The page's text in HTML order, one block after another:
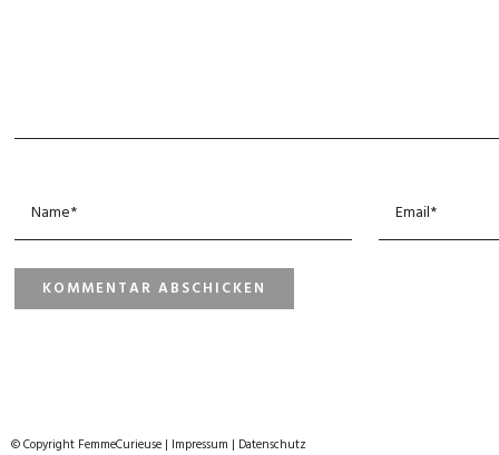
© Copyright FemmeCurieuse | Impressum | Datenschutz